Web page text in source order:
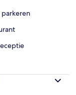
parkeren